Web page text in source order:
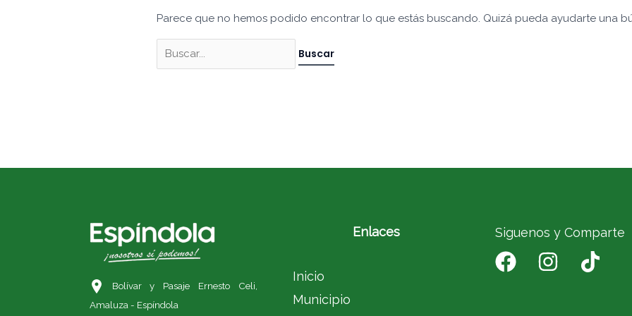
Parece que no hemos podido encontrar lo que estás buscando. Quizá pueda ayudarte una
Bolívar y Pasaje Ernesto Celi,
Amaluza - Espíndola
Enlaces
Inicio
Municipio
Siguenos y Comparte